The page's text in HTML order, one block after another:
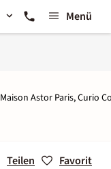
Menü
Maison Astor Paris, Curio
Teilen Favorit